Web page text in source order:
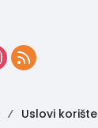
Uslovi